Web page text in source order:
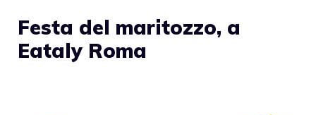
Festa del maritozzo, a
Eataly Roma